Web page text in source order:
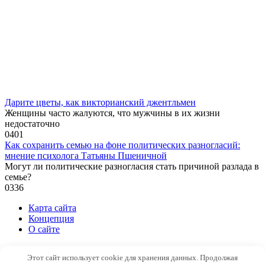
Дарите цветы, как викторианский джентльмен
Женщины часто жалуются, что мужчины в их жизни
недостаточно
0401
Как сохранить семью на фоне политических разногласий:
мнение психолога Татьяны Пшеничной
Могут ли политические разногласия стать причиной разлада в
семье?
0336
Карта сайта
Концепция
О сайте
Этот сайт использует cookie для хранения данных. Продолжая